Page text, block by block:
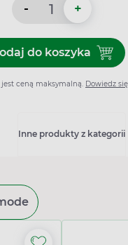
- +
do koszyka
Dodaj do
ceną maksymalną. Dowiedz
Inne produkty z kategorii